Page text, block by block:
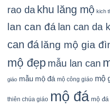
rao da khu lăng mộ kich
lan can đá lan can da
can đá lăng mộ gia
mộ đẹp mẫu lan can
giáo mẫu mộ đá mộ công giáo mộ
thiên chúa giáo mộ đá mộ đá